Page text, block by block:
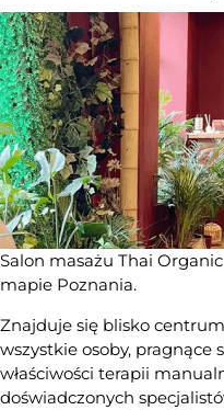
Salon masażu Thai
mapie Poznania.
Znajduje się blisko
wszystkie osoby, pragnące
właściwości terapii
doświadczonych